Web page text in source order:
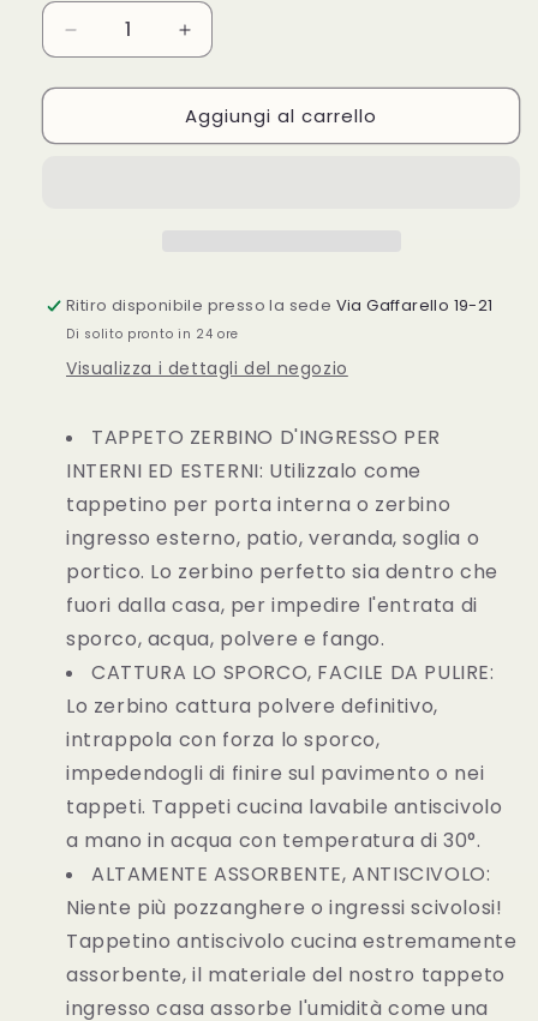
Diminuisci
quantità
per
zerbino
Aumenta
quantità
per
Tappeto
zerbino
Aggiungi al carrello
Ritiro disponibile presso la sede Via Gaffarello 19-21
Di solito pronto in 24 ore
Visualizza i dettagli del negozio
TAPPETO ZERBINO D'INGRESSO PER
INTERNI ED ESTERNI: Utilizzalo come
tappetino per porta interna o zerbino
ingresso esterno, patio, veranda, soglia o
portico. Lo zerbino perfetto sia dentro che
fuori dalla casa, per impedire l'entrata di
sporco, acqua, polvere e fango.
CATTURA LO SPORCO, FACILE DA PULIRE:
Lo zerbino cattura polvere definitivo,
intrappola con forza lo sporco,
impedendogli di finire sul pavimento o nei
tappeti. Tappeti cucina lavabile antiscivolo
a mano in acqua con temperatura di 30°.
ALTAMENTE ASSORBENTE, ANTISCIVOLO:
Niente più pozzanghere o ingressi scivolosi!
Tappetino antiscivolo cucina estremamente
assorbente, il materiale del nostro tappeto
ingresso casa assorbe l'umidità come una